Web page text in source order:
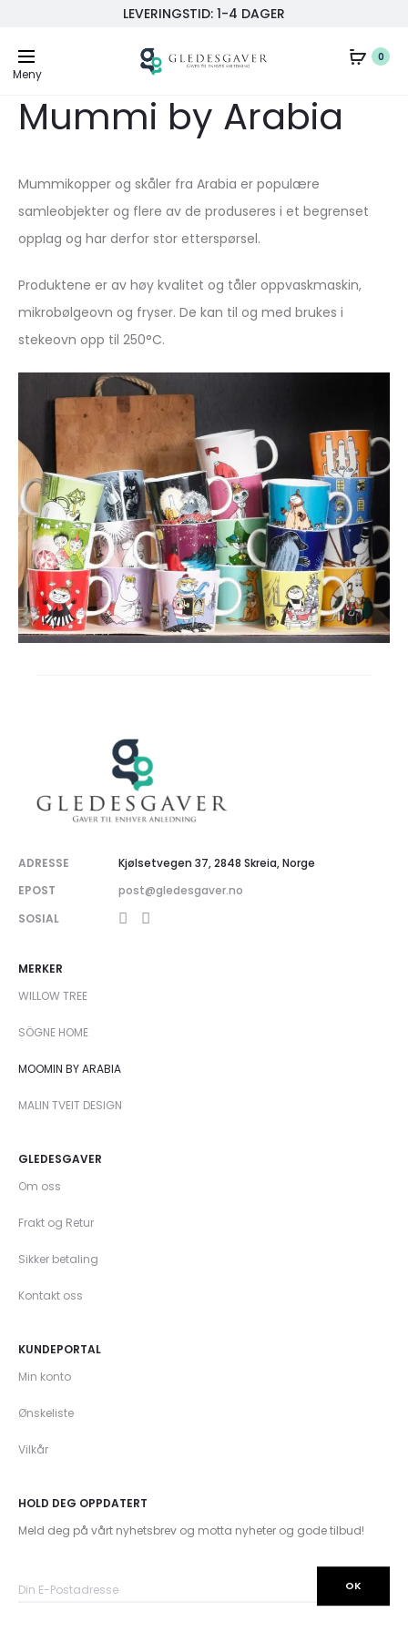
LEVERINGSTID: 1-4 DAGER
Meny
0
Mummi by Arabia
Mummikopper og skåler fra Arabia er populære
samleobjekter og flere av de produseres i et begrenset
opplag og har derfor stor etterspørsel.
Produktene er av høy kvalitet og tåler oppvaskmaskin,
mikrobølgeovn og fryser. De kan til og med brukes i
stekeovn opp til 250°C.
ADRESSE
Kjølsetvegen 37, 2848 Skreia, Norge
EPOST
post@gledesgaver.no
SOSIAL
MERKER
WILLOW TREE
SÖGNE HOME
MOOMIN BY ARABIA
MALIN TVEIT DESIGN
GLEDESGAVER
Om oss
Frakt og Retur
Sikker betaling
Kontakt oss
KUNDEPORTAL
Min konto
Ønskeliste
Vilkår
HOLD DEG OPPDATERT
Meld deg på vårt nyhetsbrev og motta nyheter og gode tilbud!